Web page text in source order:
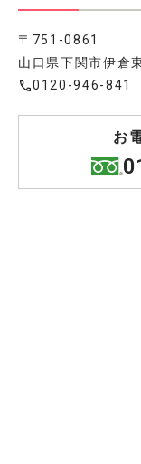
〒751-0861
山口県下関市伊倉
0120-946-841
お